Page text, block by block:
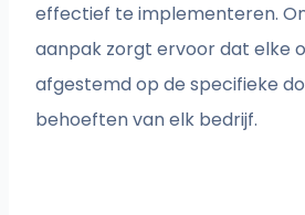
effectief te implementeren.
aanpak zorgt ervoor dat elke
afgestemd op de specifieke
behoeften van elk bedrijf.